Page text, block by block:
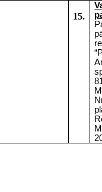
15.